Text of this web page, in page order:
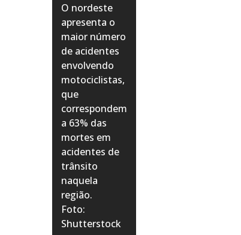
O nordeste
apresenta o
maior número
de acidentes
envolvendo
motociclistas,
que
correspondem
a 63% das
mortes em
acidentes de
trânsito
naquela
região.
Foto:
Shutterstock